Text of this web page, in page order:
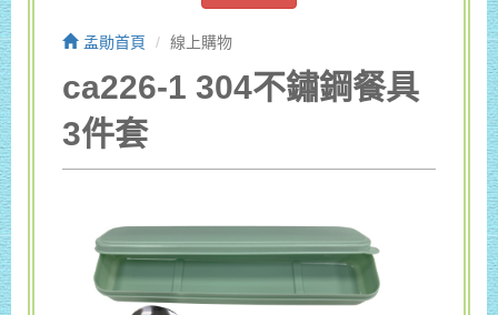
孟勛首頁 線上購物
ca226-1 304不鏽鋼餐具
3件套